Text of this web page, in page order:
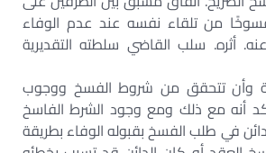
من تلقاء نفسه عند عدم الوفاء
عنه. أثره. سلب القاضي سلطته التقديرية
وأن تتحقق من شروط الفسخ ووجوب
أنه مع ذلك ومع وجود الشرط الفاسخ
في طلب الفسخ بقبوله الوفاء بطريقة